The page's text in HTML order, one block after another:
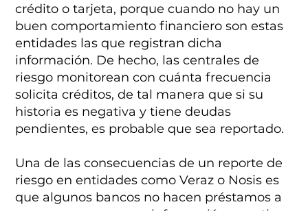
crédito o tarjeta, porque cuando no hay un
buen comportamiento financiero son estas
entidades las que registran dicha
información. De hecho, las centrales de
riesgo monitorean con cuánta frecuencia
solicita créditos, de tal manera que si su
historia es negativa y tiene deudas
pendientes, es probable que sea reportado.
Una de las consecuencias de un reporte de
riesgo en entidades como Veraz o Nosis es
que algunos bancos no hacen préstamos a